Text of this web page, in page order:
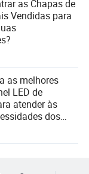
as Chapas de
Vendidas para
as melhores
LED de
atender às
dos